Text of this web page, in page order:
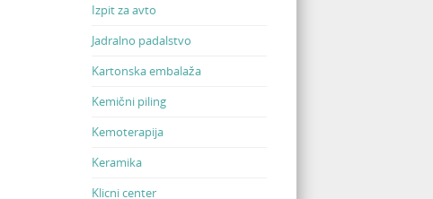
Izpit za avto
Jadralno padalstvo
Kartonska embalaža
Kemični piling
Kemoterapija
Keramika
Klicni center